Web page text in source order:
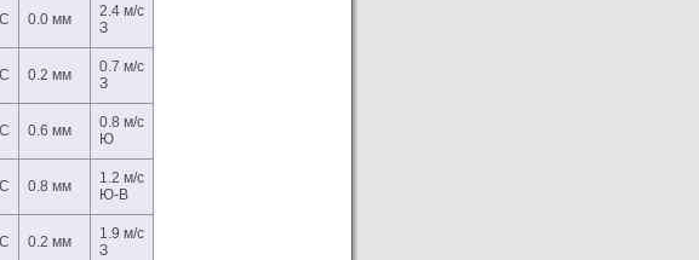
0.0 мм
2.4 м/с
З
0.2 мм
0.7 м/с
З
0.6 мм
0.8 м/с
Ю
0.8 мм
1.2 м/с
Ю-В
0.2 мм
1.9 м/с
З